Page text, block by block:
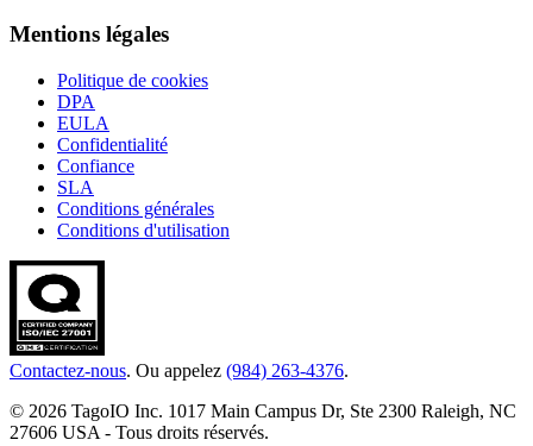
Mentions légales
Politique de cookies
DPA
EULA
Confidentialité
Confiance
SLA
Conditions générales
Conditions d'utilisation
Contactez-nous. Ou appelez (984) 263-4376.
© 2026 TagoIO Inc. 1017 Main Campus Dr, Ste 2300 Raleigh, NC
27606 USA - Tous droits réservés.